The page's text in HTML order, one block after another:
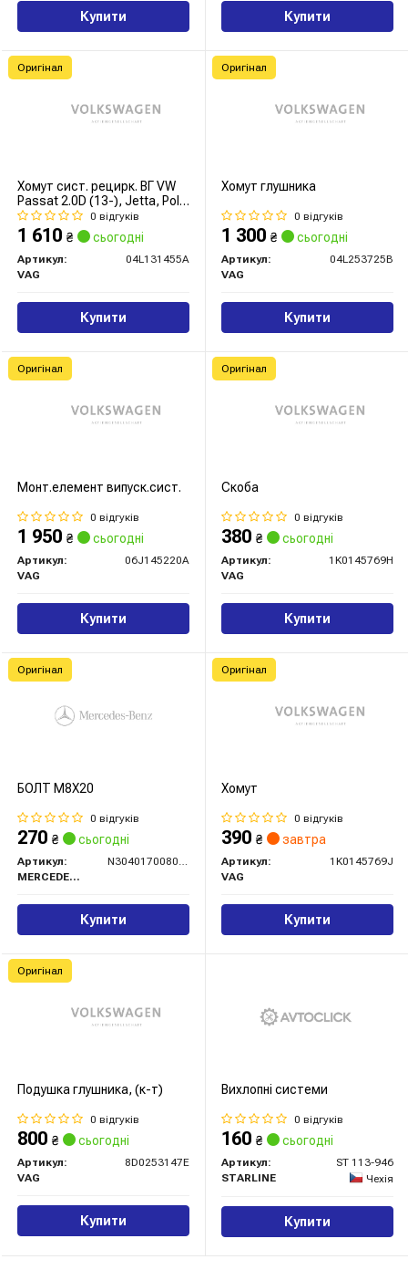
Купити Купити
Хомут сист. рецирк. ВГ VW
Passat 2.0D (13-), Jetta, Polo
(15-), Golf 1.6D, 2.0D
(13-)/Audi/Skoda Octavia
(04L131455A) VAG
0 відгуків
1 610 ₴ сьогодні
Артикул:
04L131455A
VAG
Купити
Оригінал
Хомут глушника
0 відгуків
1 300 ₴ сьогодні
Артикул:
04L253725B
VAG
Купити
Оригінал
Монт.елемент випуск.сист.
0 відгуків
1 950 ₴ сьогодні
Артикул:
06J145220A
VAG
Купити
Оригінал
Скоба
0 відгуків
380 ₴ сьогодні
Артикул:
1K0145769H
VAG
Купити
Оригінал
БОЛТ М8Х20
0 відгуків
270 ₴ сьогодні
Артикул:
N304017008021
MERCEDES-BENZ
Купити
Оригінал
Хомут
0 відгуків
390 ₴ завтра
Артикул:
1K0145769J
VAG
Купити
Оригінал
Подушка глушника, (к-т)
0 відгуків
800 ₴ сьогодні
Артикул:
8D0253147E
VAG
Купити
Оригінал
Вихлопнi системи
0 відгуків
160 ₴ сьогодні
Артикул:
ST 113-946
STARLINE
Чехія
Купити